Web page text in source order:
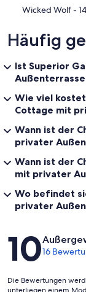
Häufig
Ist Superior
Wie viel
Cottage mit
Wann ist der
privater
Wann ist der
mit privater
Wo befindet
privater
1016
Die Bewertungen